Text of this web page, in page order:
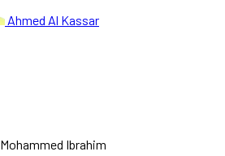
Ahmed Al Kassar
Mohammed Ibrahim